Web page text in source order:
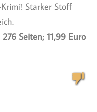
Starker Stoff
Seiten; 11,99 Euro